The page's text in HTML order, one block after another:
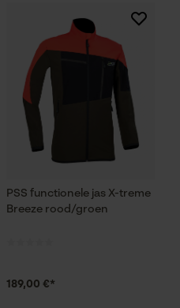
PSS functionele jas X-treme
Breeze rood/groen
189,00 €*